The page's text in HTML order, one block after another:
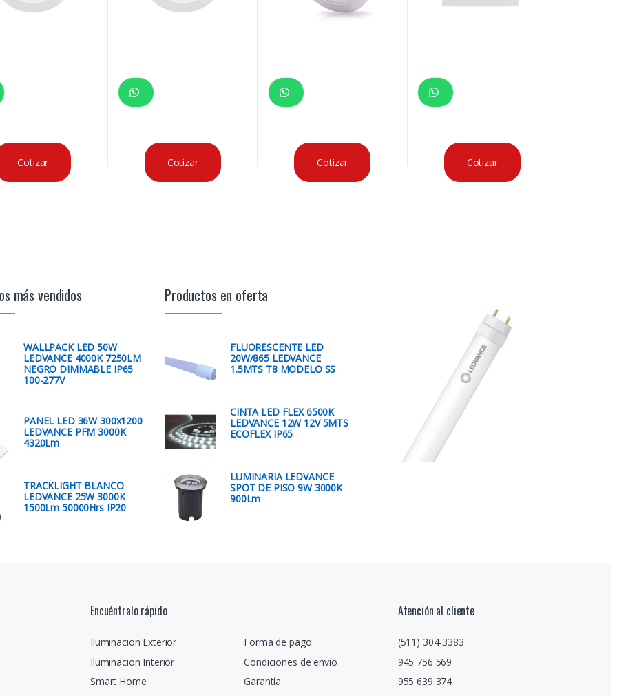
Cotizar Cotizar Cotizar Cotizar
más vendidos
WALLPACK LED 50W
LEDVANCE 4000K 7250LM
NEGRO DIMMABLE IP65
100-277V
PANEL LED 36W 300x1200
LEDVANCE PFM 3000K
4320Lm
TRACKLIGHT BLANCO
LEDVANCE 25W 3000K
1500Lm 50000Hrs IP20
Productos en oferta
FLUORESCENTE LED
20W/865 LEDVANCE
1.5MTS T8 MODELO SS
CINTA LED FLEX 6500K
LEDVANCE 12W 12V 5MTS
ECOFLEX IP65
LUMINARIA LEDVANCE
SPOT DE PISO 9W 3000K
900Lm
Encuéntralo rápido
Iluminacion Exterior
Iluminacion Interior
Smart Home
Forma de pago
Condiciones de envío
Garantía
Atención al cliente
(511) 304-3383
945 756 569
955 639 374